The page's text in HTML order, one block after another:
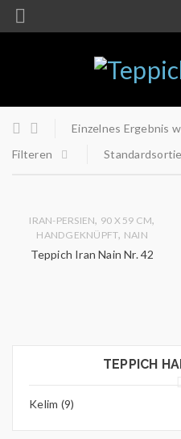
TEPPICH
Kelim (9)
Einzelnes Ergebnis
Filteren
IRAN-PERSIEN, 90 X 59 CM,
HANDGEKNÜPFT, NAIN
Teppich Iran Nain Nr. 42